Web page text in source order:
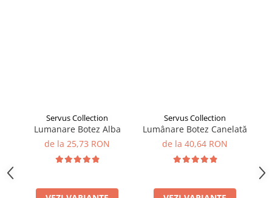
Servus Collection
Lumanare Botez Alba
de la 25,73 RON
Servus Collection
Lumânare Botez Canelată
de la 40,64 RON